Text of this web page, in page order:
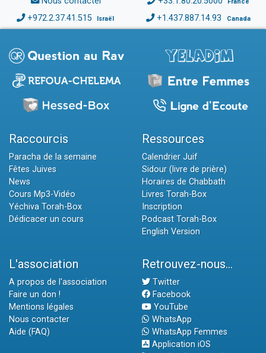
+972.2.37.41.515 Israël +1.437.887.14.93 Canada
Raccourcis
Paracha de la semaine
Fêtes Juives
News
Cours Mp3-Vidéo
Yéchiva Torah-Box
Dédicacer un cours
Ressources
Calendrier Juif
Sidour (livre de prière)
Horaires de Chabbath
Livres Torah-Box
Inscription
Podcast Torah-Box
English Version
L'association
A propos de l'association
Faire un don !
Mentions légales
Nous contacter
Aide (FAQ)
Retrouvez-nous...
Twitter
Facebook
YouTube
WhatsApp
WhatsApp Femmes
Application iOS